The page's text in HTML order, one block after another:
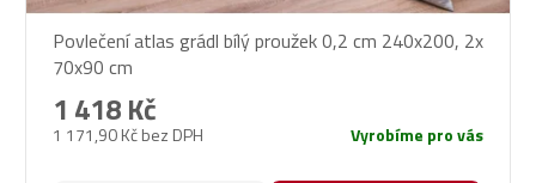
Povlečení atlas grádl bílý proužek 0,2 cm 240x200, 2x
70x90 cm
1 171,90 Kč bez DPH
1 418 Kč
Vyrobíme pro vás